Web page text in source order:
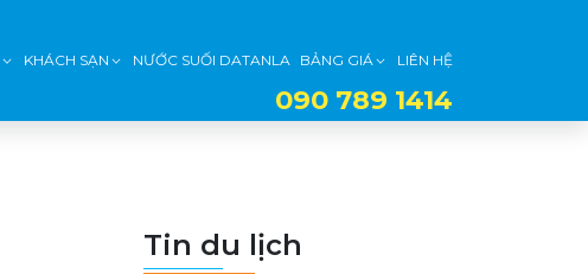
KHÁCH SẠN NƯỚC SUỐI DATANLA BẢNG GIÁ LIÊN HỆ
090 789 1414
Tin du lịch